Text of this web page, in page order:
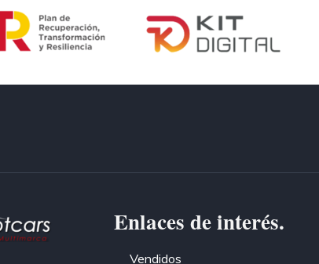
Enlaces de interés.
Vendidos